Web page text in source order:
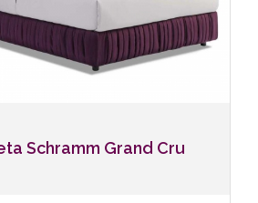
Schramm Grand Cru